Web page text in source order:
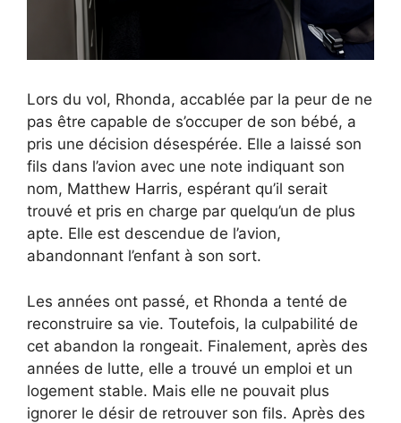
Lors du vol, Rhonda, accablée par la peur de ne
pas être capable de s’occuper de son bébé, a
pris une décision désespérée. Elle a laissé son
fils dans l’avion avec une note indiquant son
nom, Matthew Harris, espérant qu’il serait
trouvé et pris en charge par quelqu’un de plus
apte. Elle est descendue de l’avion,
abandonnant l’enfant à son sort.
Les années ont passé, et Rhonda a tenté de
reconstruire sa vie. Toutefois, la culpabilité de
cet abandon la rongeait. Finalement, après des
années de lutte, elle a trouvé un emploi et un
logement stable. Mais elle ne pouvait plus
ignorer le désir de retrouver son fils. Après des